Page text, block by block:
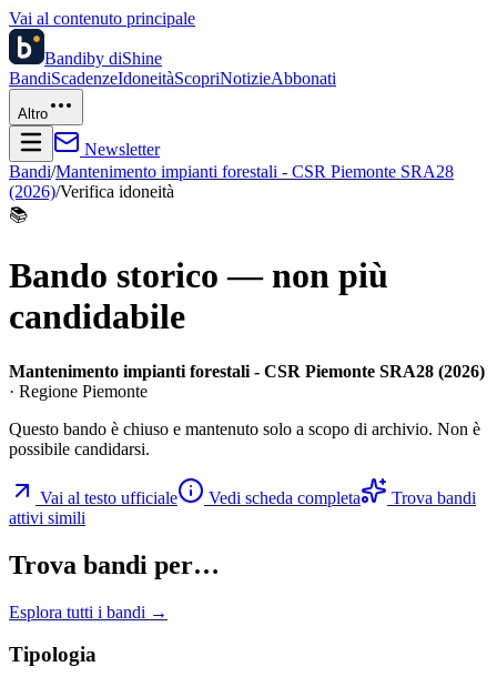
Vai al contenuto principale
Bandiby diShine
BandiScadenzeIdoneitàScopriNotizieAbbonati
Altro
Newsletter
Bandi/Mantenimento impianti forestali - CSR Piemonte SRA28
(2026)/Verifica idoneità
📚
Bando storico — non più
candidabile
Mantenimento impianti forestali - CSR Piemonte SRA28 (2026)
· Regione Piemonte
Questo bando è chiuso e mantenuto solo a scopo di archivio. Non è
possibile candidarsi.
Vai al testo ufficiale Vedi scheda completa
Trova bandi
attivi simili
Trova bandi per…
Esplora tutti i bandi →
Tipologia